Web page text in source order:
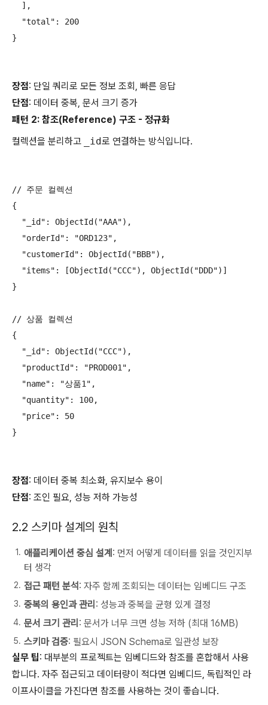
  ],
  "total": 200
}
장점: 단일 쿼리로 모든 정보 조회, 빠른 응답
단점: 데이터 중복, 문서 크기 증가
패턴 2: 참조(Reference) 구조 - 정규화
컬렉션을 분리하고
_id로 연결하는 방식입니다.
// 주문 컬렉션
{
  "_id": ObjectId("AAA"),
  "orderId": "ORD123",
  "customerId": ObjectId("BBB"),
  "items": [ObjectId("CCC"), ObjectId("DDD")]
}
// 상품 컬렉션
{
  "_id": ObjectId("CCC"),
  "productId": "PROD001",
  "name": "상품1",
  "quantity": 100,
  "price": 50
}
장점: 데이터 중복 최소화, 유지보수 용이
단점: 조인 필요, 성능 저하 가능성
2.2 스키마 설계의 원칙
애플리케이션 중심 설계 : 먼저 어떻게 데이터를 읽을 것인지부
터 생각
접근 패턴 분석 : 자주 함께 조회되는 데이터는 임베디드 구조
중복의 용인과 관리 : 성능과 중복을 균형 있게 결정
문서 크기 관리 : 문서가 너무 크면 성능 저하 (최대 16MB)
스키마 검증: 필요시 JSON Schema로 일관성 보장
실무 팁: 대부분의 프로젝트는 임베디드와 참조를 혼합해서 사용
합니다. 자주 접근되고 데이터량이 적다면 임베디드, 독립적인 라
이프사이클을 가진다면 참조를 사용하는 것이 좋습니다.